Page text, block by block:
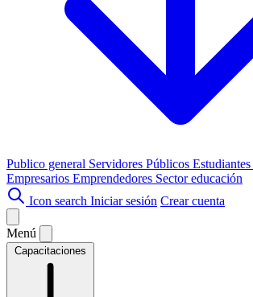
Publico general Servidores Públicos Estudiantes
Empresarios Emprendedores Sector educación
Icon search Iniciar sesión Crear cuenta
Menú
Capacitaciones